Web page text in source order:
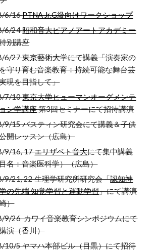
6/16PTNA Jr.G級向けワークショップ
6/24昭和音大ピアノアートアカデミー
別講座
6/27東京藝術大学にて講義「演奏家の
守り育む音楽教育：持続可能な舞台芸
現を目指して」
7/10東京大学ヒューマンオーグメンテ
ン学講座第3回セミナーにて招待講演
9/15 バスティン研究会にて講義＆子供
開レッスン（広島）
9/16, 17エリザベト音大にて集中講義
名：音楽医科学）（広島）
9/21, 22 生理学研究所研究会「認知神
の先端 知覚学習と運動学習」にて講演
）
9/26 カワイ音楽教育シンポジウムにて
演（香川）
10/5 ヤマハ本部ビル（目黒）にて招待